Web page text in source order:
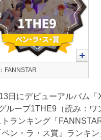
FANNSTAR
日にデビューアルバム「
ループ1THE9（読み：ワ
ランキング「
ン・ラ・ス賞』ランキ